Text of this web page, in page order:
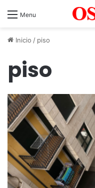
Menu
Inicio / piso
piso